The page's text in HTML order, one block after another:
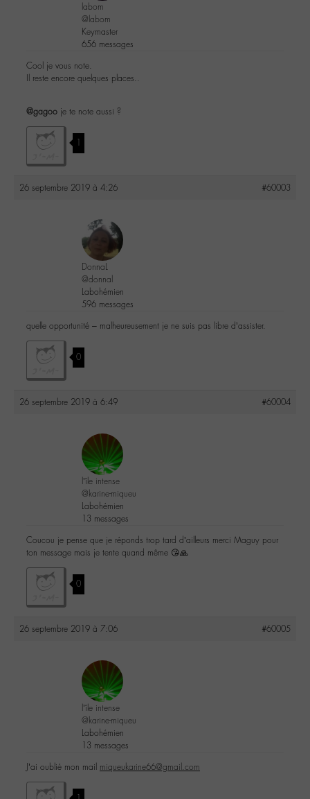
labom
@labom
Keymaster
656 messages
Cool je vous note.
Il reste encore quelques places..
@gagoo je te note aussi ?
1
26 septembre 2019 à 4:26 #60003
DonnaL
@donnal
Labohémien
596 messages
quelle opportunité – malheureusement je ne suis pas libre d’assister.
0
26 septembre 2019 à 6:49 #60004
l’île intense
@karine-miqueu
Labohémien
13 messages
Coucou je pense que je réponds trop tard d’ailleurs merci Maguy pour
ton message mais je tente quand même 😘🙏
0
26 septembre 2019 à 7:06 #60005
l’île intense
@karine-miqueu
Labohémien
13 messages
J’ai oublié mon mail miqueukarine66@gmail.com